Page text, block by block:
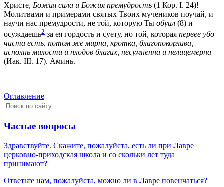
Христе, Божия сила и Божия премудрость (1 Кор. I. 24)!
Молитвами и примерами святых Твоих мучеников поучай, и
научи нас премудрости, не той, которую Ты обуил (8) и
осуждаешь2 за ея гордость и суету, но той, которая первее убо
чиста есть, потом же мирна, кротка, благопокорлива,
исполнь милости и плодов благих, несумненна и нелицемерна
(Иак. III. 17). Аминь.
Оглавление
Частые вопросы
Здравствуйте. Скажите, пожалуйста, есть ли при Лавре
церковно-приходская школа и со скольки лет туда
принимают?
Ответьте нам, пожалуйста, можно ли в Лавре повенчаться?